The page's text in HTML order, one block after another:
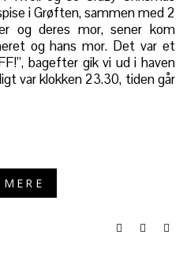
i Grøften, sammen med 2
og deres mor, sener kom
og hans mor. Det var et
bagefter gik vi ud i haven
var klokken 23.30, tiden går